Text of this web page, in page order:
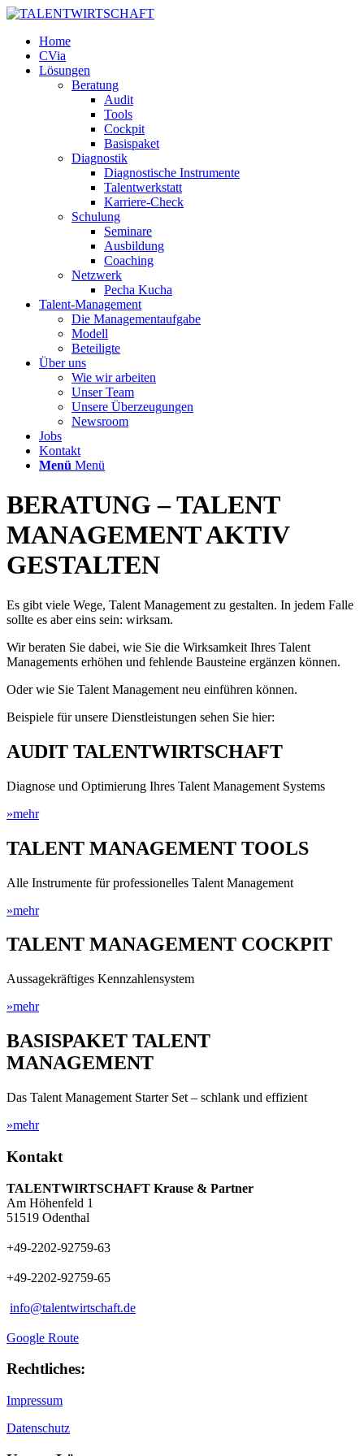
Home
CVia
Lösungen
Beratung
Audit
Tools
Cockpit
Basispaket
Diagnostik
Diagnostische Instrumente
Talentwerkstatt
Karriere-Check
Schulung
Seminare
Ausbildung
Coaching
Netzwerk
Pecha Kucha
Talent-Management
Die Managementaufgabe
Modell
Beteiligte
Über uns
Wie wir arbeiten
Unser Team
Unsere Überzeugungen
Newsroom
Jobs
Kontakt
Menü Menü
BERATUNG – TALENT
MANAGEMENT AKTIV
GESTALTEN
Es gibt viele Wege, Talent Management zu gestalten. In jedem Falle
sollte es aber eins sein: wirksam.
Wir beraten Sie dabei, wie Sie die Wirksamkeit Ihres Talent
Managements erhöhen und fehlende Bausteine ergänzen können.
Oder wie Sie Talent Management neu einführen können.
Beispiele für unsere Dienstleistungen sehen Sie hier:
AUDIT TALENTWIRTSCHAFT
Diagnose und Optimierung Ihres Talent Management Systems
»mehr
TALENT MANAGEMENT TOOLS
Alle Instrumente für professionelles Talent Management
»mehr
TALENT MANAGEMENT COCKPIT
Aussagekräftiges Kennzahlensystem
»mehr
BASISPAKET TALENT
MANAGEMENT
Das Talent Management Starter Set – schlank und effizient
»mehr
Kontakt
TALENTWIRTSCHAFT Krause & Partner
Am Höhenfeld 1
51519 Odenthal
+49-2202-92759-63
+49-2202-92759-65
info@talentwirtschaft.de
Google Route
Rechtliches:
Impressum
Datenschutz